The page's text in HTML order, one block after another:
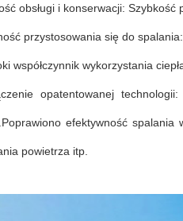
obsługi i konserwacji:
przystosowania się do
współczynnik wykorzystania
opatentowanej
efektywność
powietrza itp.